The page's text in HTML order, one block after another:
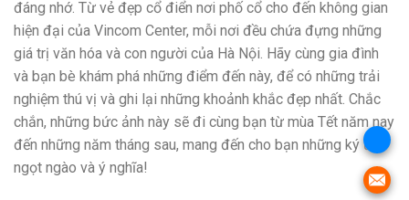
đáng nhớ. Từ vẻ đẹp cổ điển nơi phố cổ cho đến không gian
hiện đại của Vincom Center, mỗi nơi đều chứa đựng những
giá trị văn hóa và con người của Hà Nội. Hãy cùng gia đình
và bạn bè khám phá những điểm đến này, để có những trải
nghiệm thú vị và ghi lại những khoảnh khắc đẹp nhất. Chắc
chắn, những bức ảnh này sẽ đi cùng bạn từ mùa Tết năm nay
đến những năm tháng sau, mang đến cho bạn những ký ức
ngọt ngào và ý nghĩa!